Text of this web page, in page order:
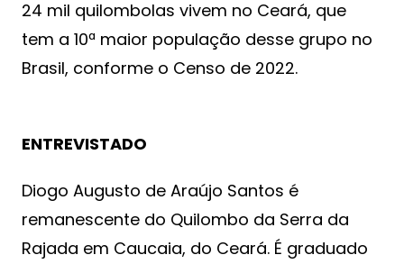
24 mil quilombolas vivem no Ceará, que
tem a 10ª maior população desse grupo no
Brasil, conforme o Censo de 2022.
ENTREVISTADO
Diogo Augusto de Araújo Santos é
remanescente do Quilombo da Serra da
Rajada em Caucaia, do Ceará. É graduado